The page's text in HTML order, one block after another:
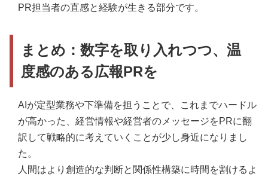
PR担当者の直感と経験が生きる部分です。
まとめ：数字を取り入れつつ、温
度感のある広報PRを
AIが定型業務や下準備を担うことで、これまでハードル
が高かった、経営情報や経営者のメッセージをPRに翻
訳して戦略的に考えていくことが少し身近になりまし
た。
人間はより創造的な判断と関係性構築に時間を割けるよ